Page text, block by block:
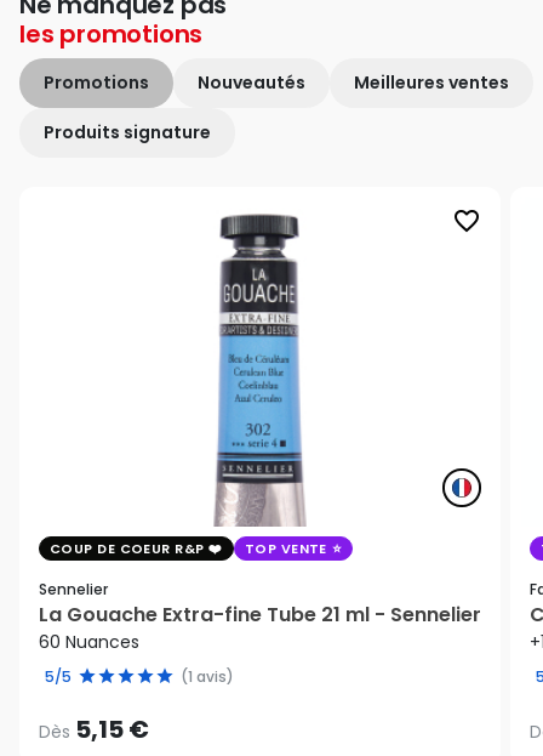
les promotions
Promotions Nouveautés Meilleures ventes
Produits signature
favorite_border
COUP DE COEUR R&P TOP VENTE
Sennelier
La Gouache Extra-fine Tube 21 ml - Sennelier
60 Nuances
5/5 (1 avis)
Dès 5,15 €